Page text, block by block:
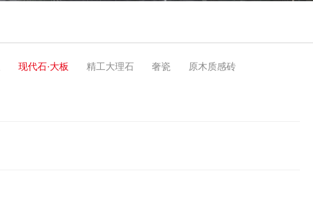
现代石·大板 精工大理石 奢瓷 原木质感砖